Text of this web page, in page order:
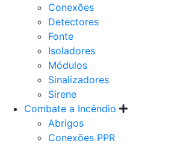
Conexões
Detectores
Fonte
Isoladores
Módulos
Sinalizadores
Sirene
Combate a Incêndio
Abrigos
Conexões PPR